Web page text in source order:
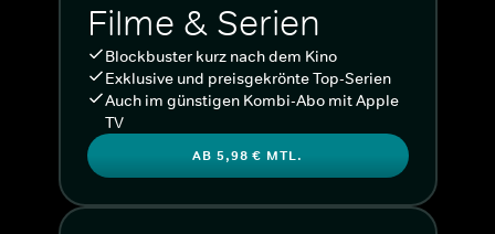
Filme & Serien
Blockbuster kurz nach dem Kino
Exklusive und preisgekrönte Top-Serien
Auch im günstigen Kombi-Abo mit Apple
TV
AB 5,98 € MTL.